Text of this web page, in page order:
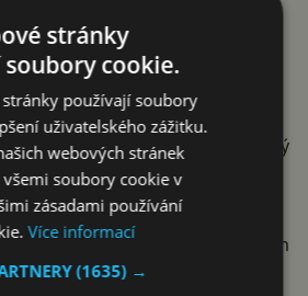
gigant odvedl skvělý kus
od Motoroly Edge 30 Ultra,
příliš nepovedlo si nebudete
v případě, že fotíte primárně
nevadí vám průměrný ultraširoký
dostanete nádherné a ostré
se skvělým dynamickým
na kráse mohou být tu a tam
barev. Nechybí ani poměrně
stránky
cookie.
používají soubory
uživatelského zážitku.
webových stránek
všemi soubory cookie v
zásadami používání
Více informací
(1635) →